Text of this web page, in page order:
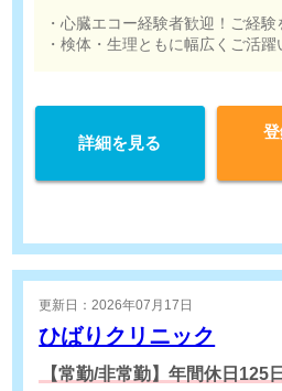
・心臓エコー経験者歓迎！ご経験
・検体・生理ともに幅広くご活躍
詳細を見る
更新日：2026年07月17日
ひばりクリニック
【常勤/非常勤】年間休日125